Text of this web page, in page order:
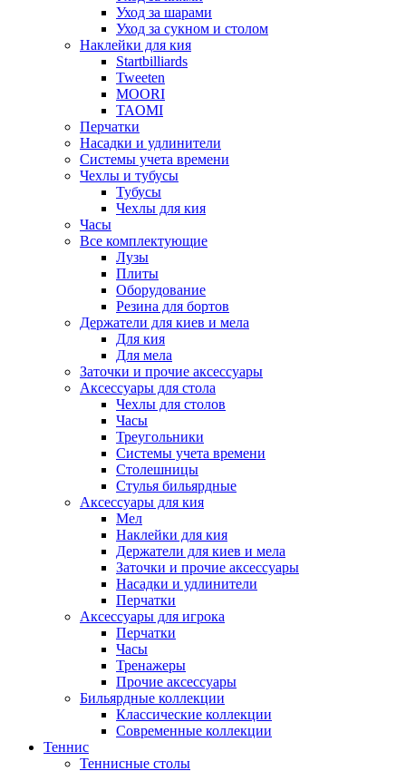
Уход за шарами
Уход за сукном и столом
Наклейки для кия
Startbilliards
Tweeten
MOORI
TAOMI
Перчатки
Насадки и удлинители
Системы учета времени
Чехлы и тубусы
Тубусы
Чехлы для кия
Часы
Все комплектующие
Лузы
Плиты
Оборудование
Резина для бортов
Держатели для киев и мела
Для кия
Для мела
Заточки и прочие аксессуары
Аксессуары для стола
Чехлы для столов
Часы
Треугольники
Системы учета времени
Столешницы
Стулья бильярдные
Аксессуары для кия
Мел
Наклейки для кия
Держатели для киев и мела
Заточки и прочие аксессуары
Насадки и удлинители
Перчатки
Аксессуары для игрока
Перчатки
Часы
Тренажеры
Прочие аксессуары
Бильярдные коллекции
Классические коллекции
Современные коллекции
Теннис
Теннисные столы